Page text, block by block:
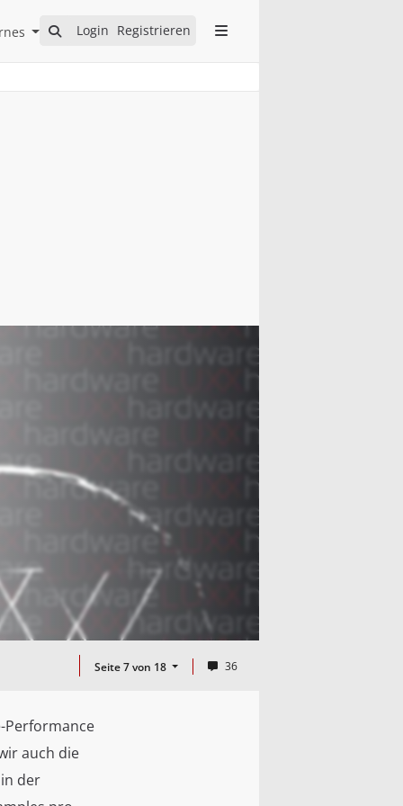
Login Registrieren
Open Internes Submenu
Seite 7 von 18 36
Performance
auch die
der